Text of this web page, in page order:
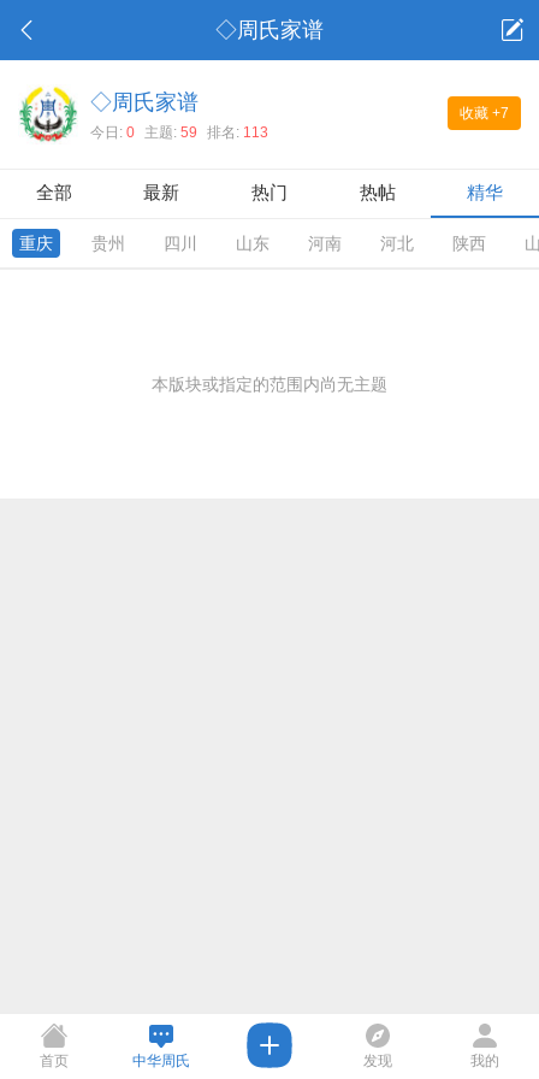
◇周氏家谱
收藏 +7
◇周氏家谱
今日: 0 主题: 59 排名: 113
全部 最新 热门 热帖 精华
重庆 贵州 四川 山东 河南 河北 陕西
本版块或指定的范围内尚无主题
首页 中华周氏 发现 我的